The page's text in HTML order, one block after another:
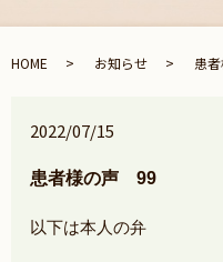
HOME お知らせ 患
2022/07/15
患者様の声 99
以下は本人の弁